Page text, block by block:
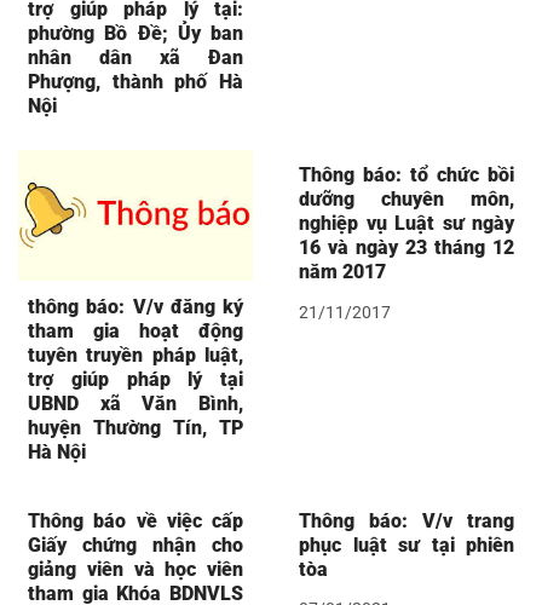
trợ giúp pháp lý tại:
phường Bồ Đề; Ủy ban
nhân dân xã Đan
Phượng, thành phố Hà
Nội
thông báo: V/v đăng ký
tham gia hoạt động
tuyên truyền pháp luật,
trợ giúp pháp lý tại
UBND xã Văn Bình,
huyện Thường Tín, TP
Hà Nội
Thông báo: tổ chức bồi
dưỡng chuyên môn,
nghiệp vụ Luật sư ngày
16 và ngày 23 tháng 12
năm 2017
21/11/2017
Thông báo về việc cấp
Giấy chứng nhận cho
giảng viên và học viên
tham gia Khóa BDNVLS
Thông báo: V/v trang
phục luật sư tại phiên
tòa